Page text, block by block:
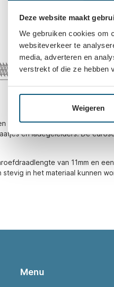
Deze website maakt
We gebruiken cookies om
websiteverkeer te
media, adverteren en
verstrekt of die ze hebben
Weigeren
om verschillende soorten
en ladegeleiders. De
van 11mm en
in het materiaal kunnen
Menu